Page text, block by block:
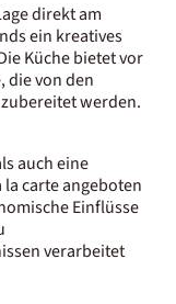
direkt am
ein kreatives
Küche bietet vor
die von den
werden.
auch eine
carte angeboten
Einflüsse
verarbeitet